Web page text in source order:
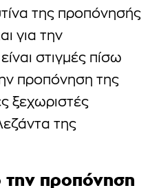
της προπόνησής
για την
στιγμές πίσω
προπόνηση της
ξεχωριστές
της
την προπόνηση